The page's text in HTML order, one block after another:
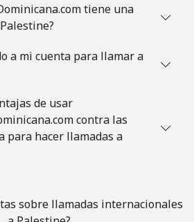
tiene una
a mi cuenta para llamar a
de usar
contra las
para hacer llamadas a
sobre llamadas internacionales